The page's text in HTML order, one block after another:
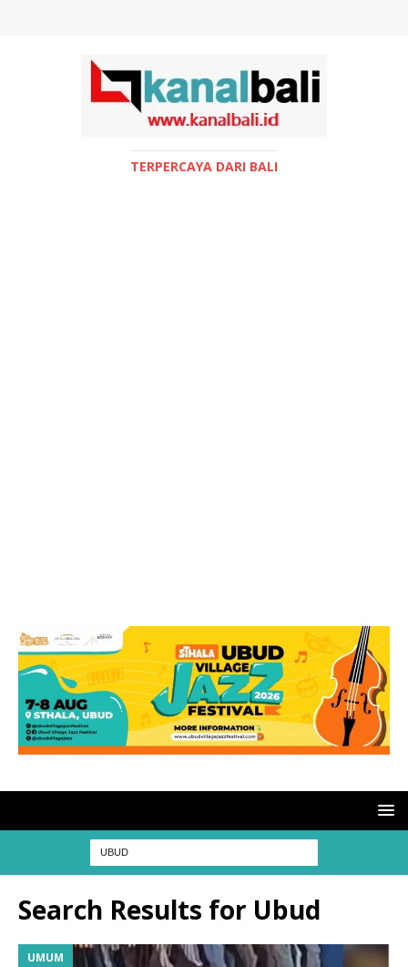
TERPERCAYA DARI BALI
Search Results for Ubud
UMUM